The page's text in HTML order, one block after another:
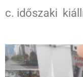
c. időszaki